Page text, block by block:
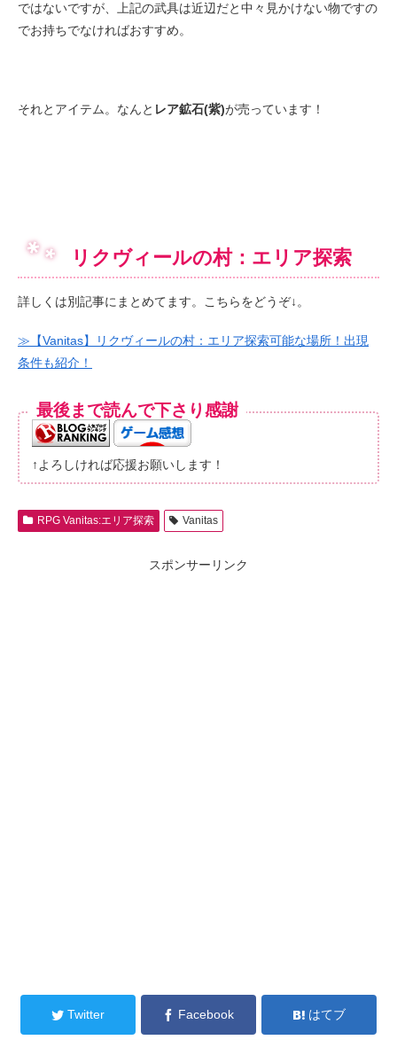
ではないですが、上記の武具は近辺だと中々見かけない物ですの
でお持ちでなければおすすめ。
それとアイテム。なんと レア鉱石(紫)が売っています！
リクヴィールの村：エリア探索
詳しくは別記事にまとめてます。こちらをどうぞ↓。
≫【Vanitas】リクヴィールの村：エリア探索可能な場所！出現
条件も紹介！
最後まで読んで下さり感謝
↑よろしければ応援お願いします！
RPG Vanitas:エリア探索 Vanitas
スポンサーリンク
Twitter Facebook はてブ